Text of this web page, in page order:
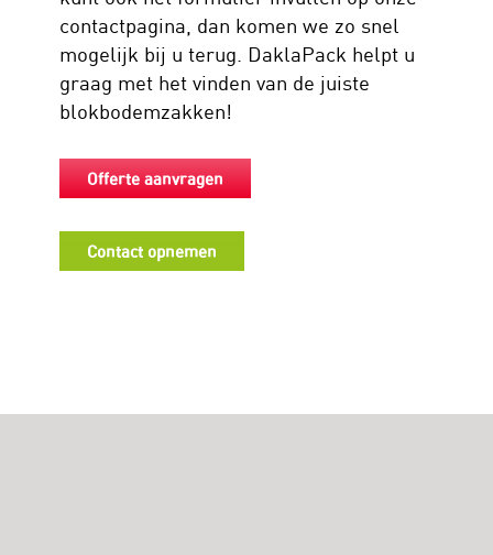
contactpagina, dan komen we zo snel
mogelijk bij u terug. DaklaPack helpt u
graag met het vinden van de juiste
blokbodemzakken!
Offerte aanvragen
Contact opnemen